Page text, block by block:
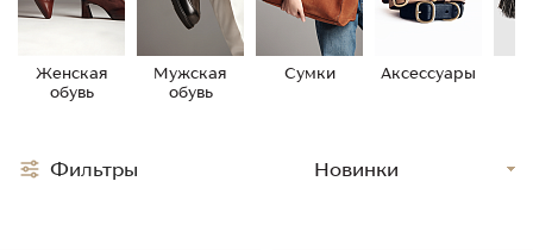
Женская
обувь
Мужская
обувь
Сумки Аксессуары
Фильтры